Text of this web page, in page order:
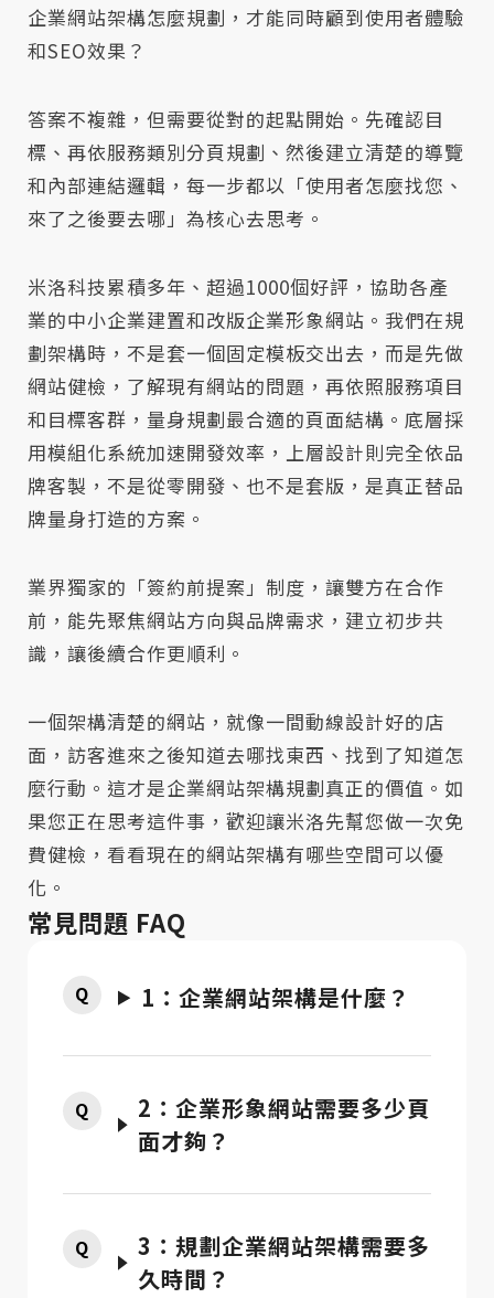
企業網站架構怎麼規劃，才能同時顧到使用者體驗
和SEO效果？
答案不複雜，但需要從對的起點開始。先確認目
標、再依服務類別分頁規劃、然後建立清楚的導覽
和內部連結邏輯，每一步都以「使用者怎麼找您、
來了之後要去哪」為核心去思考。
米洛科技累積多年、超過1000個好評，協助各產
業的中小企業建置和改版企業形象網站。我們在規
劃架構時，不是套一個固定模板交出去，而是先做
網站健檢，了解現有網站的問題，再依照服務項目
和目標客群，量身規劃最合適的頁面結構。底層採
用模組化系統加速開發效率，上層設計則完全依品
牌客製，不是從零開發、也不是套版，是真正替品
牌量身打造的方案。
業界獨家的「簽約前提案」制度，讓雙方在合作
前，能先聚焦網站方向與品牌需求，建立初步共
識，讓後續合作更順利。
一個架構清楚的網站，就像一間動線設計好的店
面，訪客進來之後知道去哪找東西、找到了知道怎
麼行動。這才是企業網站架構規劃真正的價值。如
果您正在思考這件事，歡迎讓米洛先幫您做一次免
費健檢，看看現在的網站架構有哪些空間可以優
化。
常見問題 FAQ
1：企業網站架構是什麼？
2：企業形象網站需要多少頁
面才夠？
3：規劃企業網站架構需要多
久時間？